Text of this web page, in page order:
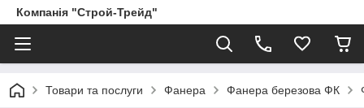
Компанія "Строй-Трейд"
Товари та послуги Фанера Фанера березова ФК